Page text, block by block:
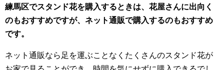
練馬区でスタンド花を購入するときは、花屋さんに出向く
のもおすすめですが、ネット通販で購入するのもおすすめ
です。
ネット通販なら足を運ぶことなくたくさんのスタンド花が